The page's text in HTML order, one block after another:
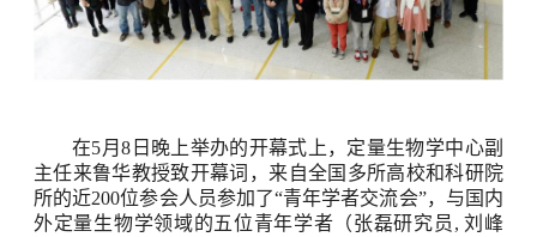
在5月8 日晚上举办的开幕式上，定量生物学中心副
主任来鲁华教授致开幕词，来自全国多所高校和科研院
所的近200位参会人员参加了“青年学者交流会”，与国内
外定量生物学领域的五位青年学者（张磊研究员 ,刘峰